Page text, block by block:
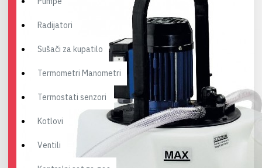
Radijatori
Sušači za kupatilo
Termometri Manometri
Termostati senzori
Kotlovi
Ventili